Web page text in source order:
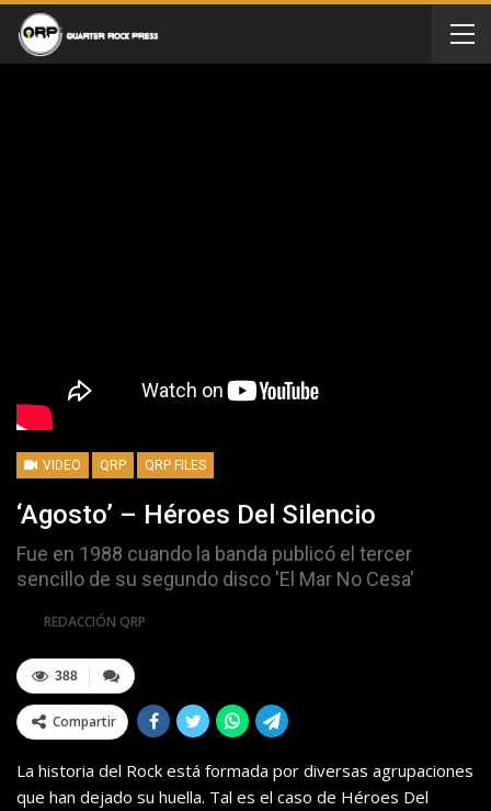
VIDEO QRP QRP FILES
‘Agosto’ – Héroes Del Silencio
Fue en 1988 cuando la banda publicó el tercer
sencillo de su segundo disco 'El Mar No Cesa'
REDACCIÓN QRP
388
Compartir
La historia del Rock está formada por diversas agrupaciones
que han dejado su huella. Tal es el caso de Héroes Del